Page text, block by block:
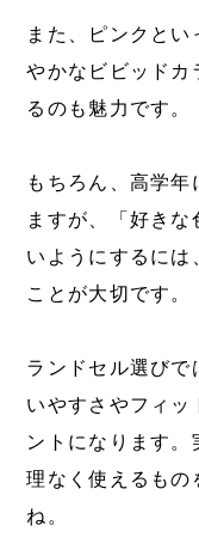
また、ピンクと
やかなビビッドカ
るのも魅力です。
もちろん、高学年
ますが、「好き
いようにするには
ことが大切です。
ランドセル選びで
いやすさやフィッ
ントになります
理なく使えるもの
ね。